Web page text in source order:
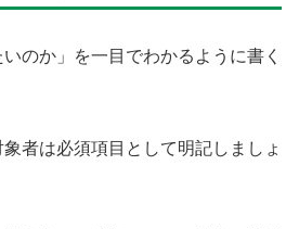
のか」を一目でわかるように書く
者は必須項目として明記しましょ